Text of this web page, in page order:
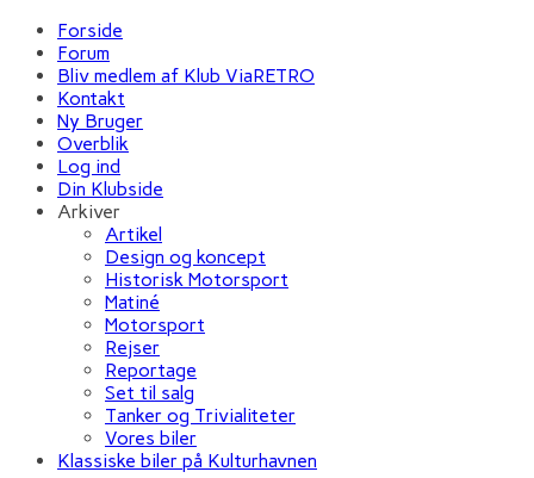
Forside
Forum
Bliv medlem af Klub ViaRETRO
Kontakt
Ny Bruger
Overblik
Log ind
Din Klubside
Arkiver
Artikel
Design og koncept
Historisk Motorsport
Matiné
Motorsport
Rejser
Reportage
Set til salg
Tanker og Trivialiteter
Vores biler
Klassiske biler på Kulturhavnen